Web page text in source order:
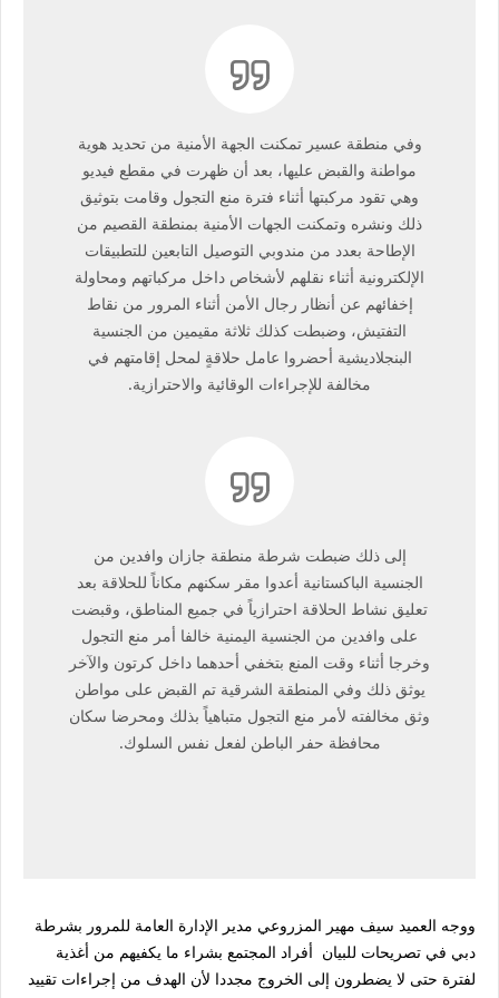
وفي منطقة عسير تمكنت الجهة الأمنية من تحديد هوية
مواطنة والقبض عليها، بعد أن ظهرت في مقطع فيديو
وهي تقود مركبتها أثناء فترة منع التجول وقامت بتوثيق
ذلك ونشره وتمكنت الجهات الأمنية بمنطقة القصيم من
الإطاحة بعدد من مندوبي التوصيل التابعين للتطبيقات
الإلكترونية أثناء نقلهم لأشخاص داخل مركباتهم ومحاولة
إخفائهم عن أنظار رجال الأمن أثناء المرور من نقاط
التفتيش، وضبطت كذلك ثلاثة مقيمين من الجنسية
البنجلاديشية أحضروا عامل حلاقةٍ لمحل إقامتهم في
مخالفة للإجراءات الوقائية والاحترازية.
إلى ذلك ضبطت شرطة منطقة جازان وافدين من
الجنسية الباكستانية أعدوا مقر سكنهم مكاناً للحلاقة بعد
تعليق نشاط الحلاقة احترازياً في جميع المناطق، وقبضت
على وافدين من الجنسية اليمنية خالفا أمر منع التجول
وخرجا أثناء وقت المنع بتخفي أحدهما داخل كرتون والآخر
يوثق ذلك وفي المنطقة الشرقية تم القبض على مواطن
وثق مخالفته لأمر منع التجول متباهياً بذلك ومحرضا سكان
محافظة حفر الباطن لفعل نفس السلوك.
ووجه العميد سيف مهير المزروعي مدير الإدارة العامة للمرور بشرطة
دبي في تصريحات للبيان أفراد المجتمع بشراء ما يكفيهم من أغذية
لفترة حتى لا يضطرون إلى الخروج مجددا لأن الهدف من إجراءات تقييد